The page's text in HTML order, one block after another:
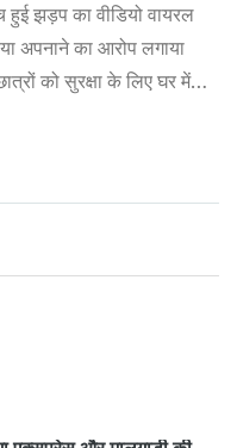
हुई झड़प का वीडियो वायरल
अपनाने का आरोप लगाया
को सुरक्षा के लिए घर में